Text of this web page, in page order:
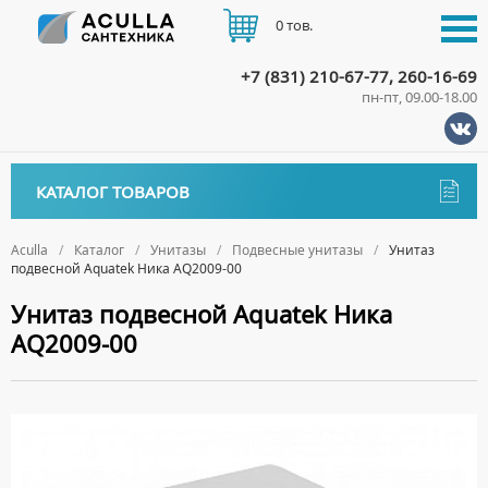
Aculla Каталог Унитазы Подвесные унитазы
Унитаз
подвесной Aquatek Ника AQ2009-00
Унитаз подвесной Aquatek Ника
AQ2009-00
КАТАЛОГ ТОВАРОВ
ДЕРЖАТЕЛИ
ДИСПЕНСЕРЫ
ДОЗАТОРЫ ДЛЯ МЫЛА
Биде
НАПОЛЬНЫЕ БИДЕ
ПОДВЕСНЫЕ БИДЕ
КРЫШКИ ДЛЯ БИДЕ
Ванны
АКРИЛОВЫЕ ВАННЫ
Ванны комплектующие
ВОДОНАГРЕВАТЕЛИ КОСВЕННОГО НАГРЕВА
+7 (831) 210-67-77, 260-16-69
пн-пт, 09.00-18.00
0 тов.
ДОСТАВКА
ОПЛАТА